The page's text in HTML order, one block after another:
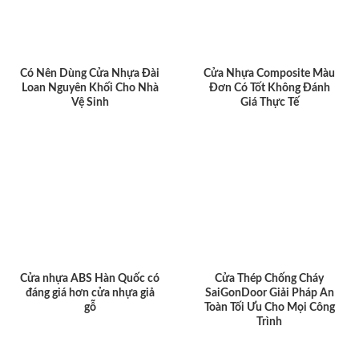
Có Nên Dùng Cửa Nhựa Đài
Loan Nguyên Khối Cho Nhà
Vệ Sinh
Cửa Nhựa Composite Màu
Đơn Có Tốt Không Đánh
Giá Thực Tế
Cửa nhựa ABS Hàn Quốc có
đáng giá hơn cửa nhựa giả
gỗ
Cửa Thép Chống Cháy
SaiGonDoor Giải Pháp An
Toàn Tối Ưu Cho Mọi Công
Trình